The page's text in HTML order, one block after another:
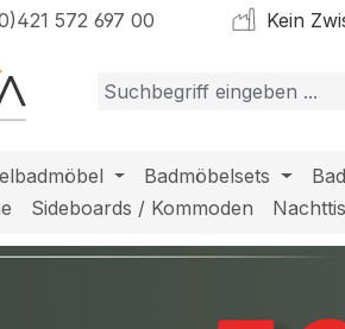
572 697 00 Kein
Badmöbelsets
Sideboards / Kommoden